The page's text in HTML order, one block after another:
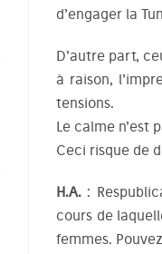
d’engager la
D’autre part,
à raison,
tensions.
Le calme n’est
Ceci risque de
H.A. :
cours de
femmes.